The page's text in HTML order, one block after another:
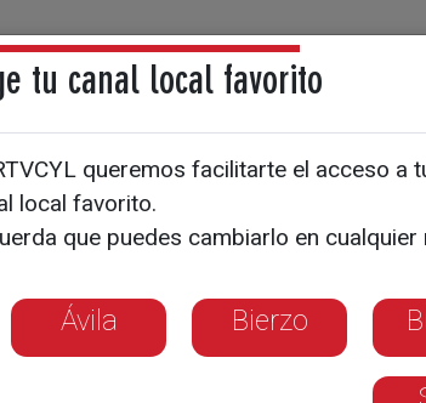
Directos Noticias
Tragedia en
en la presa
Un niño de tres años
tu canal local favorito
queremos facilitarte el acceso
local favorito.
que puedes cambiarlo en
Ávila Bierzo